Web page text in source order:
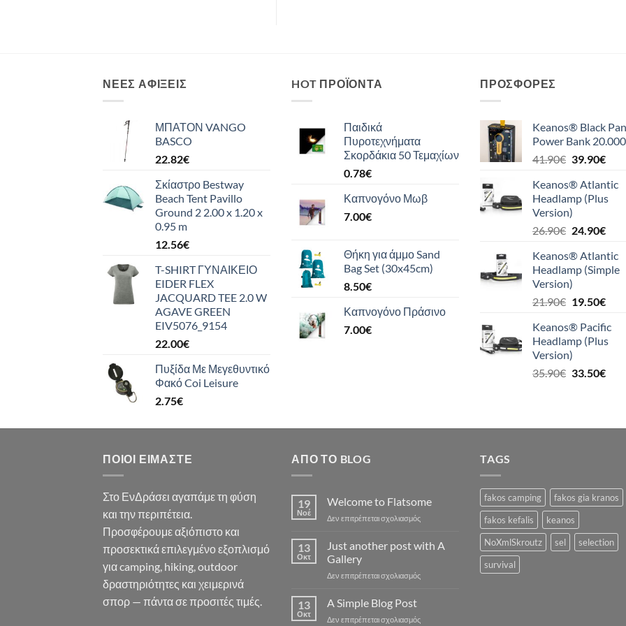
ΝΈΕΣ ΑΦΊΞΕΙΣ
ΜΠΑΤΟΝ VANGO
BASCO
22.82€
Σκίαστρο Bestway
Beach Tent Pavillo
Ground 2 2.00 x 1.20 x
0.95 m
12.56€
T-SHIRT ΓΥΝΑΙΚΕΙΟ
EIDER FLEX
JACQUARD TEE 2.0 W
AGAVE GREEN
EIV5076_9154
22.00€
Πυξίδα Με Μεγεθυντικό
Φακό Coi Leisure
2.75€
HOT ΠΡΟΪΌΝΤΑ
Παιδικά
Πυροτεχνήματα
Σκορδάκια 50 Τεμαχίων
0.78€
Καπνογόνο Μωβ
7.00€
Θήκη για άμμο Sand
Bag Set (30x45cm)
8.50€
Καπνογόνο Πράσινο
7.00€
ΠΡΟΣΦΟΡΈΣ
Keanos® Black
Power Bank 20.000
41.90€ Original
was:
41.90€.
39.90€Η
τιμή
είναι:
Keanos® Atlantic
Headlamp (Plus
Version)
26.90€ Original
was:
26.90€.
24.90€Η
τιμή
είναι:
Keanos® Atlantic
Headlamp (Simple
Version)
21.90€ Original
was:
21.90€.
19.50€Η
τιμή
είναι:
Keanos® Pacific
Headlamp (Plus
Version)
35.90€ Original
33.50€Η
ΠΟΙΟΙ ΕΊΜΑΣΤΕ
Στο ΕνΔράσει αγαπάμε τη φύση
και την περιπέτεια.
Προσφέρουμε αξιόπιστο και
προσεκτικά επιλεγμένο εξοπλισμό
για camping, hiking, outdoor
δραστηριότητες και χειμερινά
σπορ — πάντα σε προσιτές τιμές.
ΑΠΌ ΤΟ BLOG
19
Νοέ
Welcome to Flatsome
Δεν επιτρέπεται σχολιασμόςστο
to
13
Οκτ
Just another post with A
Gallery
Δεν επιτρέπεται σχολιασμόςστο
with
13
Οκτ
A Simple Blog Post
Δεν επιτρέπεται σχολιασμόςστο
TAGS
fakos camping
fakos gia kranos
fakos kefalis
keanos
NoXmlSkroutz
sel
selection
survival